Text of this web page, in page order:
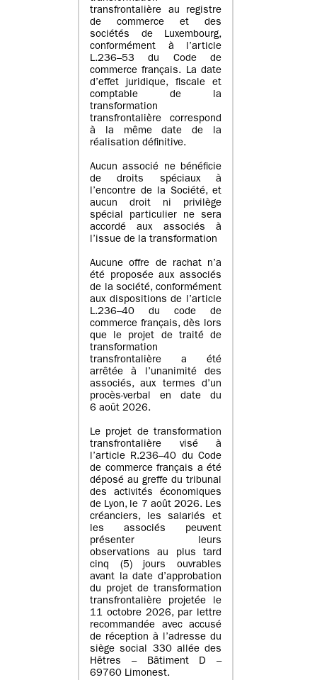
transfrontalière au registre
de commerce et des
sociétés de Luxembourg,
conformément à l’article
L.236–53 du Code de
commerce français. La date
d’effet juridique, fiscale et
comptable de la
transformation
transfrontalière correspond
à la même date de la
réalisation définitive.
Aucun associé ne bénéficie
de droits spéciaux à
l’encontre de la Société, et
aucun droit ni privilège
spécial particulier ne sera
accordé aux associés à
l’issue de la transformation
Aucune offre de rachat n’a
été proposée aux associés
de la société, conformément
aux dispositions de l’article
L.236–40 du code de
commerce français, dès lors
que le projet de traité de
transformation
transfrontalière a été
arrêtée à l’unanimité des
associés, aux termes d’un
procès-verbal en date du
6 août 2026.
Le projet de transformation
transfrontalière visé à
l’article R.236–40 du Code
de commerce français a été
déposé au greffe du tribunal
des activités économiques
de Lyon, le 7 août 2026. Les
créanciers, les salariés et
les associés peuvent
présenter leurs
observations au plus tard
cinq (5) jours ouvrables
avant la date d’approbation
du projet de transformation
transfrontalière projetée le
11 octobre 2026, par lettre
recommandée avec accusé
de réception à l’adresse du
siège social 330 allée des
Hêtres – Bâtiment D –
69760 Limonest.